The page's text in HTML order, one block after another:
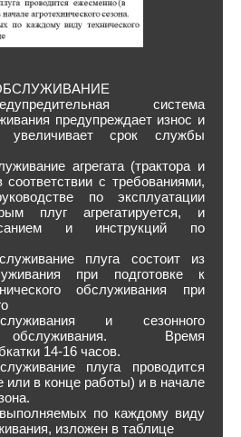
система
предупреждает износ и
увеличивает срок службы
агрегата (трактора и
соответствии с требованиями,
по эксплуатации
плуг агрегатируется, и
и инструкций по
плуга состоит из
при подготовке к
обслуживания при
и сезонного
обслуживания. Время
14-16 часов.
плуга проводится
или в конце работы) и в начале
по каждому виду
изложен в таблице